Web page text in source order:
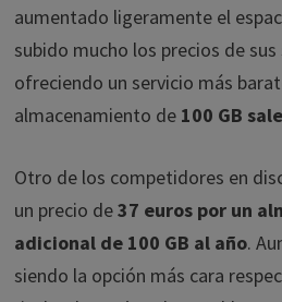
aumentado ligeramente el
subido mucho los precios de
ofreciendo un servicio más
almacenamiento de 100 GB
Otro de los competidores en
un precio de37 euros por un
adicional de 100 GB al año.
siendo la opción más cara